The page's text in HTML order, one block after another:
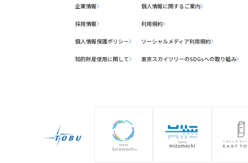
企業情報
採用情報
個人情報保護ポリシー
知的財産使用に関して
個人情報に関するご案内
利用規約
ソーシャルメディア利用規約
東京スカイツリーのSDGsへの取り組み
グループ施設